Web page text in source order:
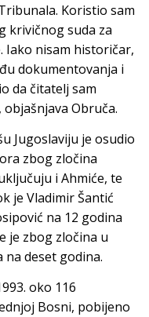
Koristio sam
krivičnog suda za
Iako nisam historičar,
dokumentovanja i
da čitatelj sam
objašnjava Obruča.
Jugoslaviju je osudio
zbog zločina
i Ahmiće, te
je Vladimir Šantić
na 12 godina
je zbog zločina u
na deset godina.
oko 116
Bosni, pobijeno